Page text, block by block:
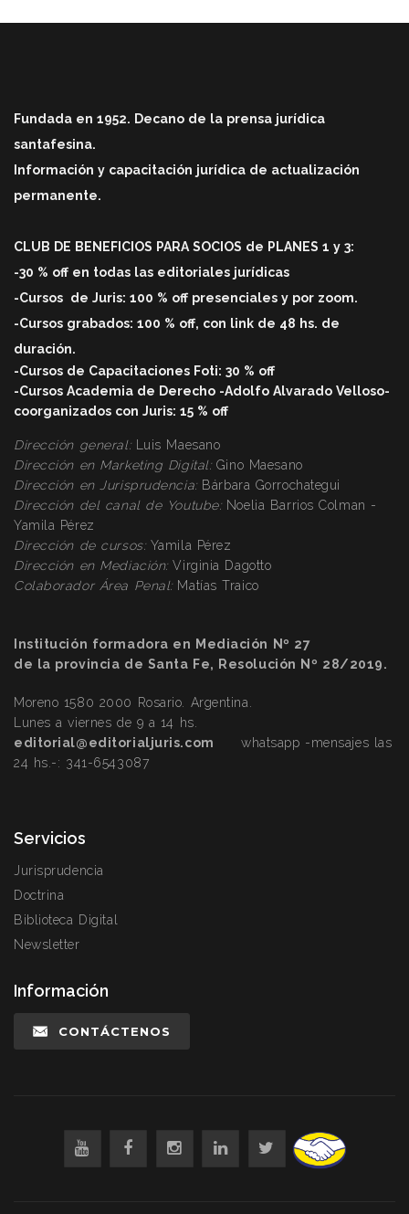
Fundada en 1952. Decano de la prensa jurídica
santafesina.
Información y capacitación jurídica de actualización
permanente.
CLUB DE BENEFICIOS PARA SOCIOS de PLANES 1 y 3:
-30 % off en todas las editoriales jurídicas
-Cursos de Juris: 100 % off presenciales y por zoom.
-Cursos grabados: 100 % off, con link de 48 hs. de
duración.
-Cursos de Capacitaciones Foti: 30 % off
-Cursos Academia de Derecho -Adolfo Alvarado Velloso-
coorganizados con Juris: 15 % off
Dirección general:Luis Maesano
Dirección en Marketing Digital:Gino Maesano
Dirección en Jurisprudencia:Bárbara Gorrochategui
Dirección del canal de Youtube: Noelia Barrios Colman -
Yamila Pérez
Dirección de cursos: Yamila Pérez
Dirección en Mediación:Virginia Dagotto
Colaborador Área Penal:Matías Traico
Institución formadora en Mediación Nº 27
de la provincia de Santa Fe, Resolución Nº 28/2019.
Moreno 1580 2000 Rosario. Argentina.
Lunes a viernes de 9 a 14 hs.
editorial@editorialjuris.com
whatsapp -mensajes las
24 hs.-: 341-6543087
Servicios
Jurisprudencia
Doctrina
Biblioteca Digital
Newsletter
Información
CONTÁCTENOS